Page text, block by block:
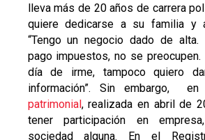
lleva más de 20 años de carrera
quiere dedicarse a su familia y
“Tengo un negocio dado de alta.
pago impuestos, no se
día de irme, tampoco quiero
información”. Sin embargo,
patrimonial, realizada en abril de
tener participación en
sociedad alguna. En el